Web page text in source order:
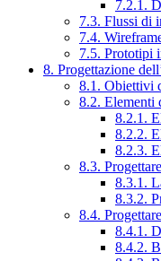
7.2.1.
7.3. Flussi di
7.4.
7.5. Prototipi
8. Progettazione
8.1. Obiettivi
8.2. Elementi
8.2.1.
8.2.2.
8.2.3.
8.3.
8.3.1.
8.3.2.
8.4.
8.4.1.
8.4.2.